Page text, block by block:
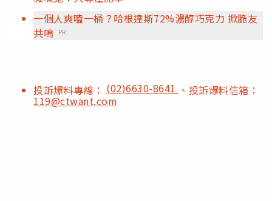
一個人爽嗑一桶？哈根達斯72%濃醇巧克力 掀脆友
共鳴 PR
投訴爆料專線： (02)6630-8641 、投訴爆料信箱：
119@ctwant.com